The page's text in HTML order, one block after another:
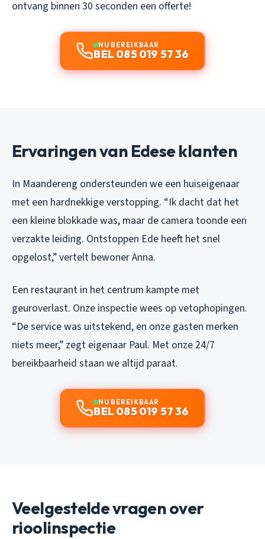
ontvang binnen 30 seconden een offerte!
NU BEREIKBAAR
BEL 085 019 57 36
Ervaringen van Edese klanten
In Maandereng ondersteunden we een huiseigenaar
met een hardnekkige verstopping. “Ik dacht dat het
een kleine blokkade was, maar de camera toonde een
verzakte leiding. Ontstoppen Ede heeft het snel
opgelost,” vertelt bewoner Anna.
Een restaurant in het centrum kampte met
geuroverlast. Onze inspectie wees op vetophopingen.
“De service was uitstekend, en onze gasten merken
niets meer,” zegt eigenaar Paul. Met onze 24/7
bereikbaarheid staan we altijd paraat.
NU BEREIKBAAR
BEL 085 019 57 36
Veelgestelde vragen over
rioolinspectie